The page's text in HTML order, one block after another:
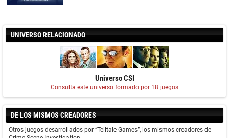
UNIVERSO RELACIONADO
Universo CSI
Consulta este universo formado por 18 juegos
DE LOS MISMOS CREADORES
Otros juegos desarrollados por “Telltale Games”, los mismos creadores de